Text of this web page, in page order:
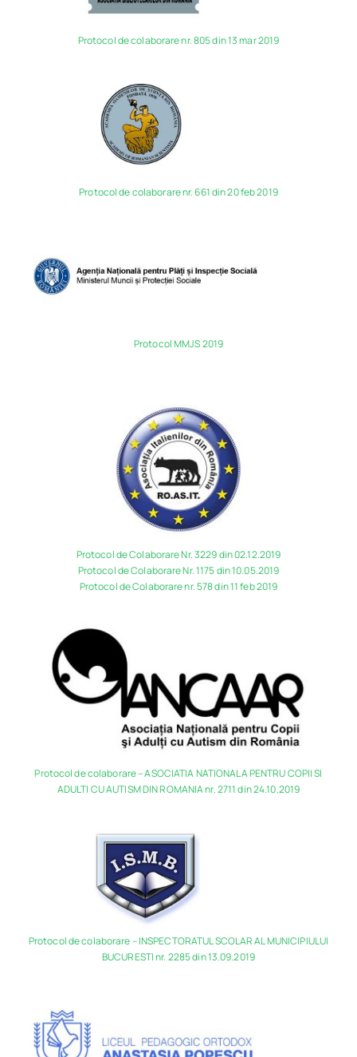
Protocol de colaborare nr. 805 din 13 mar 2019
Protocol de colaborare nr. 661 din 20 feb 2019
Protocol MMJS 2019
Protocol de Colaborare Nr. 3229 din 02.12.2019
Protocol de Colaborare Nr. 1175 din 10.05.2019
Protocol de Colaborare nr. 578 din 11 feb 2019
Protocol de colaborare – ASOCIATIA NATIONALA PENTRU COPII SI
ADULTI CU AUTISM DIN ROMANIA nr. 2711 din 24.10.2019
Protocol de colaborare – INSPECTORATUL SCOLAR AL MUNICIPIULUI
BUCURESTI nr. 2285 din 13.09.2019